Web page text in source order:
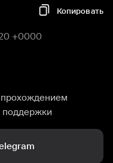
Копировать
+0000
прохождением
поддержки